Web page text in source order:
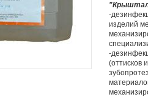
-
изделий
-
(оттисков